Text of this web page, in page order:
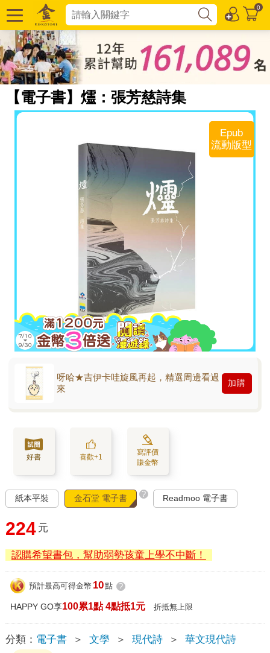
0
【電子書】爧：張芳慈詩集
Epub
流動版型
呀哈★吉伊卡哇旋風再起，精選周邊看過
來
加購
好書 喜歡+1
寫評價
賺金幣
紙本平裝 金石堂 電子書 ? Readmoo 電子書
224 元
認購希望書包，幫助弱勢孩童上學不中斷！
預計最高可得金幣 10點 ?
HAPPY GO享100累1點 4點抵1元 折抵無上限
分類： 電子書 ＞ 文學 ＞ 現代詩 ＞ 華文現代詩